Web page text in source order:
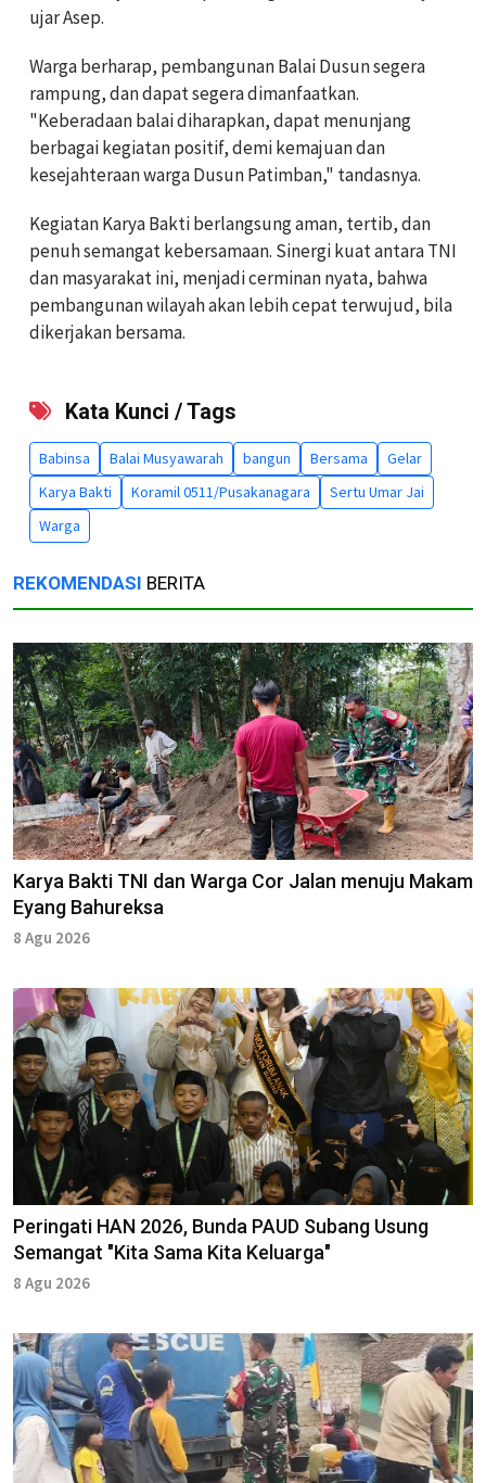
ujar Asep.
Warga berharap, pembangunan Balai Dusun segera
rampung, dan dapat segera dimanfaatkan.
"Keberadaan balai diharapkan, dapat menunjang
berbagai kegiatan positif, demi kemajuan dan
kesejahteraan warga Dusun Patimban," tandasnya.
Kegiatan Karya Bakti berlangsung aman, tertib, dan
penuh semangat kebersamaan. Sinergi kuat antara TNI
dan masyarakat ini, menjadi cerminan nyata, bahwa
pembangunan wilayah akan lebih cepat terwujud, bila
dikerjakan bersama.
Kata Kunci / Tags
Babinsa Balai Musyawarah bangun Bersama
Gelar
Karya Bakti
Koramil 0511/Pusakanagara
Sertu Umar Jai
Warga
REKOMENDASI BERITA
Karya Bakti TNI dan Warga Cor Jalan menuju Makam
Eyang Bahureksa
8 Agu 2026
Peringati HAN 2026, Bunda PAUD Subang Usung
Semangat "Kita Sama Kita Keluarga"
8 Agu 2026